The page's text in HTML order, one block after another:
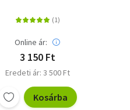
Online ár:
3 150 Ft
Eredeti ár: 3 500 Ft
Kosárba